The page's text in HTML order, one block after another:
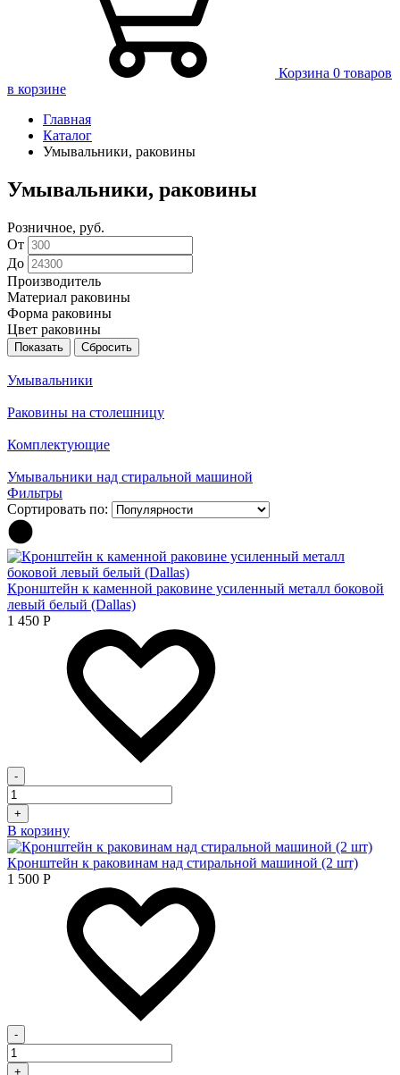
Корзина 0 товаров
в корзине
Главная
Каталог
Умывальники, раковины
Умывальники, раковины
Розничное, руб.
От
До
Производитель
Материал раковины
Форма раковины
Цвет раковины
Умывальники
Раковины на столешницу
Комплектующие
Умывальники над стиральной машиной
Фильтры
Сортировать по:
Кронштейн к каменной раковине усиленный металл боковой
левый белый (Dallas)
1 450 Р
-
+
В корзину
Кронштейн к раковинам над стиральной машиной (2 шт)
1 500 Р
-
+